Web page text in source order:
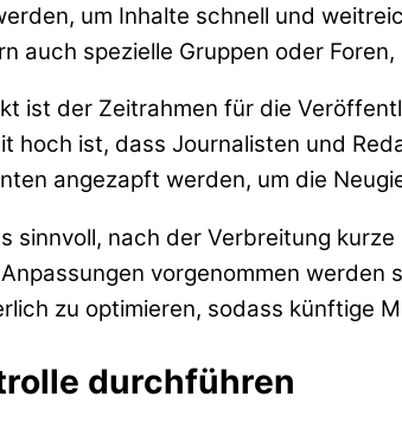
um Inhalte schnell und
auch spezielle Gruppen oder
ist der Zeitrahmen für die
hoch ist, dass Journalisten und
angezapft werden, um die
sinnvoll, nach der Verbreitung
vorgenommen
zu optimieren, sodass künftige
durchführen